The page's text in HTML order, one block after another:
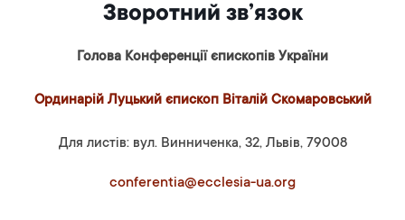
Зворотний зв’язок
Голова Конференції єпископів України
Ординарій Луцький єпископ Віталій Скомаровський
Для листів: вул. Винниченка, 32, Львів, 79008
conferentia@ecclesia-ua.org